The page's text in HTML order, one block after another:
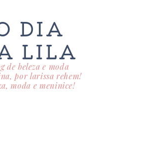
DIA
LILA
de beleza e moda
por larissa rehem!
moda e meninice!